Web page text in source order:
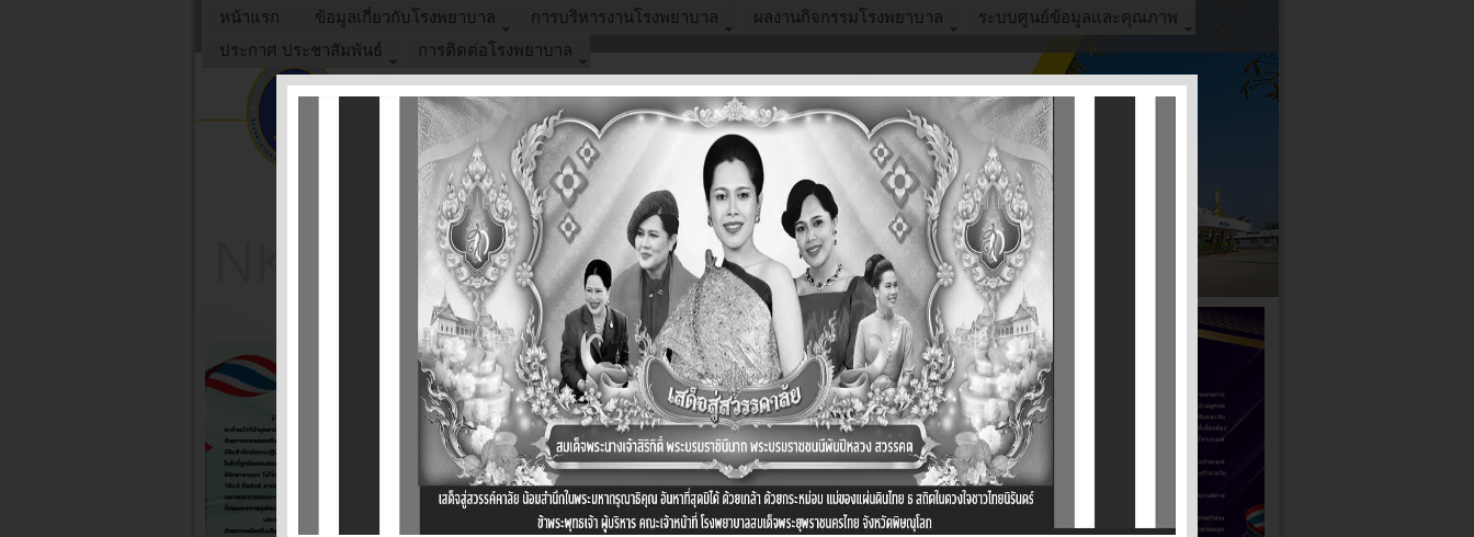
หน้าแรก ข้อมูลเกี่ยวกับโรงพยาบาล การบริหารงานโรงพยาบาล ผลงานกิจกรรมโรงพยาบาล
ระบบศูนย์ข้อมูลและคุณภาพ
ประกาศ ประชาสัมพันธ์
การติดต่อโรงพยาบาล